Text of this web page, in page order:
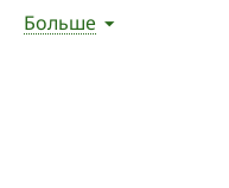
Написать отзыв
Больше